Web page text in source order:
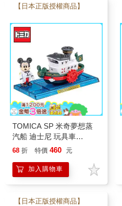
【日本正版授權商品】
TOMICA SP 米奇夢想蒸
汽船 迪士尼 玩具車
Disney Motors 多美小汽車
68 折 特價 460 元
加入購物車
【日本正版授權商品】